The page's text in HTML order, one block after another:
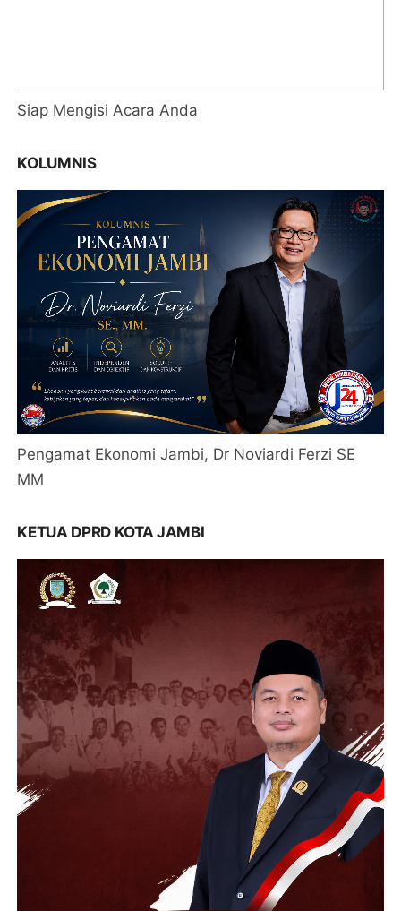
Siap Mengisi Acara Anda
KOLUMNIS
Pengamat Ekonomi Jambi, Dr Noviardi Ferzi SE
MM
KETUA DPRD KOTA JAMBI